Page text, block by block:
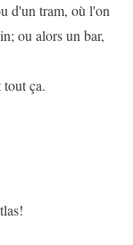
d'un tram, où l'on
ou alors un bar,
ça.